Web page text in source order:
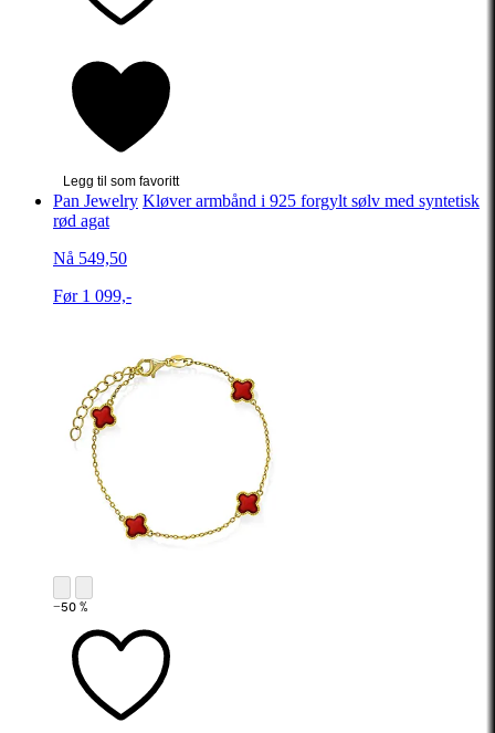
Legg til som favoritt
Pan Jewelry Kløver armbånd i 925 forgylt sølv med syntetisk
rød agat
Nå 549,50
Før 1 099,-
−50 %